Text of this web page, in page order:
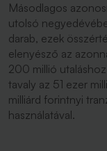
Másodlagos
utolsó
darab, ezek
elenyésző az
200 millió
tavaly az 51 ezer
milliárd forintnyi
használatával.